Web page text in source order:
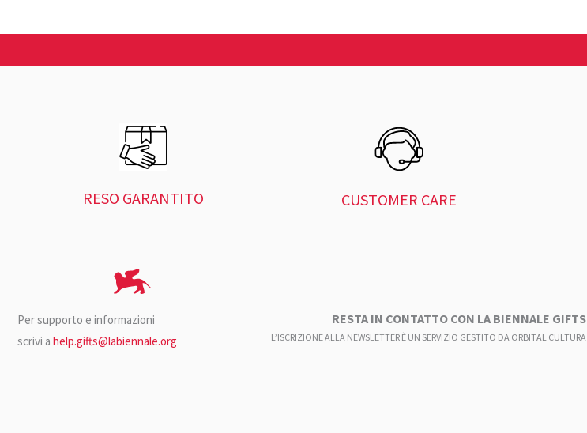
RESO GARANTITO CUSTOMER CARE
Per supporto e informazioni
scrivi a help.gifts@labiennale.org
RESTA IN CONTATTO CON LA BIENNALE GIFTS
L’ISCRIZIONE ALLA NEWSLETTER È UN SERVIZIO GESTITO DA ORBITAL CULTURA